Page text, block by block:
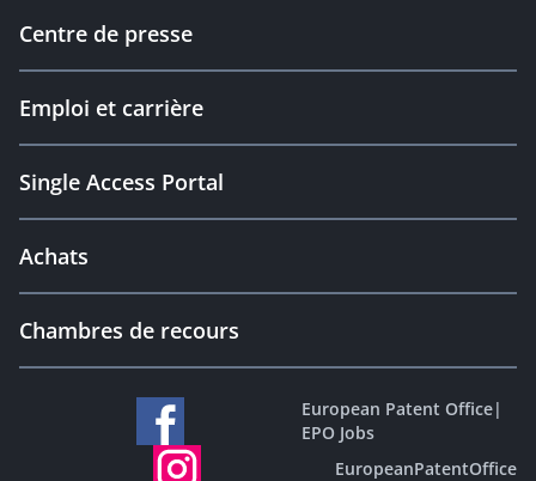
Centre de presse
Emploi et carrière
Single Access Portal
Achats
Chambres de recours
European Patent Office|
EPO Jobs
EuropeanPatentOffice